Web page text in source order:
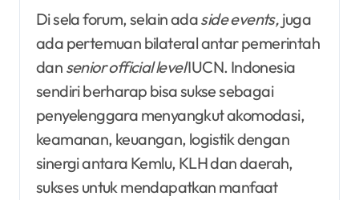
Di sela forum, selain adaside events, juga
ada pertemuan bilateral antar pemerintah
dan senior official levelIUCN. Indonesia
sendiri berharap bisa sukse sebagai
penyelenggara menyangkut akomodasi,
keamanan, keuangan, logistik dengan
sinergi antara Kemlu, KLH dan daerah,
sukses untuk mendapatkan manfaat